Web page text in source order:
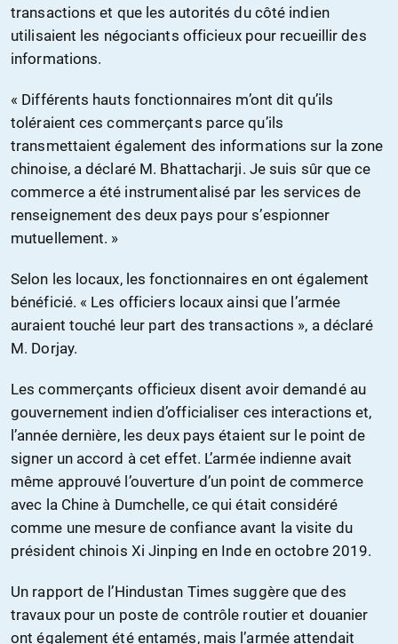
transactions et que les autorités du côté indien
utilisaient les négociants officieux pour recueillir des
informations.
« Différents hauts fonctionnaires m’ont dit qu’ils
toléraient ces commerçants parce qu’ils
transmettaient également des informations sur la zone
chinoise, a déclaré M. Bhattacharji. Je suis sûr que ce
commerce a été instrumentalisé par les services de
renseignement des deux pays pour s’espionner
mutuellement. »
Selon les locaux, les fonctionnaires en ont également
bénéficié. « Les officiers locaux ainsi que l’armée
auraient touché leur part des transactions », a déclaré
M. Dorjay.
Les commerçants officieux disent avoir demandé au
gouvernement indien d’officialiser ces interactions et,
l’année dernière, les deux pays étaient sur le point de
signer un accord à cet effet. L’armée indienne avait
même approuvé l’ouverture d’un point de commerce
avec la Chine à Dumchelle, ce qui était considéré
comme une mesure de confiance avant la visite du
président chinois Xi Jinping en Inde en octobre 2019.
Un rapport de l’Hindustan Times suggère que des
travaux pour un poste de contrôle routier et douanier
ont également été entamés, mais l’armée attendait